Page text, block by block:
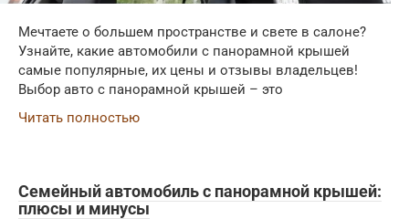
Мечтаете о большем пространстве и свете в салоне?
Узнайте, какие автомобили с панорамной крышей
самые популярные, их цены и отзывы владельцев!
Выбор авто с панорамной крышей – это
Читать полностью
Семейный автомобиль с панорамной крышей:
плюсы и минусы